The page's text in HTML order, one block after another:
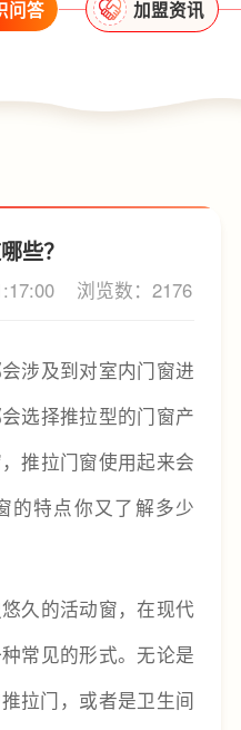
问答 加盟资讯
些？
浏览数：2176
涉及到对室内门窗进
选择推拉型的门窗产
推拉门窗使用起来会
的特点你又了解多少
久的活动窗，在现代
常见的形式。无论是
拉门，或者是卫生间